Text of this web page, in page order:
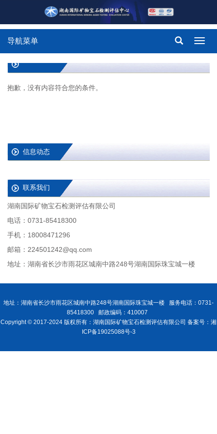
导航菜单
抱歉，没有内容符合您的条件。
信息动态
联系我们
湖南国际矿物宝石检测评估有限公司
电话：0731-85418300
手机：18008471296
邮箱：224501242@qq.com
地址：湖南省长沙市雨花区城南中路248号湖南国际珠宝城一楼
地址：湖南省长沙市雨花区城南中路248号湖南国际珠宝城一楼 服务电话：0731-
85418300 邮政编码：410007
Copyright © 2017-2024 版权所有：湖南国际矿物宝石检测评估有限公司 备案号：湘
ICP备19025088号-3